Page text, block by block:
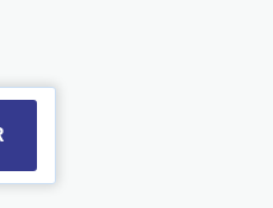
a date. Press the
and select a date.